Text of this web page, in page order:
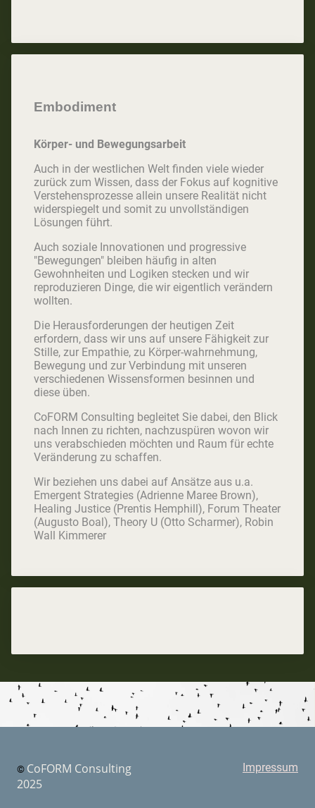
Embodiment
Körper- und Bewegungsarbeit
​Auch in der westlichen Welt finden viele wieder
zurück zum Wissen, dass der Fokus auf kognitive
Verstehensprozesse allein unsere Realität nicht
widerspiegelt und somit zu unvollständigen
Lösungen führt.
Auch soziale Innovationen und progressive
"Bewegungen" bleiben häufig in alten
Gewohnheiten und Logiken stecken und wir
reproduzieren Dinge, die wir eigentlich verändern
wollten.
Die Herausforderungen der heutigen Zeit
erfordern, dass wir uns auf unsere Fähigkeit zur
Stille, zur Empathie, zu Körper-wahrnehmung,
Bewegung und zur Verbindung mit unseren
verschiedenen Wissensformen besinnen und
diese üben.
CoFORM Consulting begleitet Sie dabei, den Blick
nach Innen zu richten, nachzuspüren wovon wir
uns verabschieden möchten und Raum für echte
Veränderung zu schaffen.
Wir beziehen uns dabei auf Ansätze aus u.a.
Emergent Strategies (Adrienne Maree Brown),
Healing Justice (Prentis Hemphill), Forum Theater
(Augusto Boal), Theory U (Otto Scharmer), Robin
Wall Kimmerer
© CoFORM Consulting
2025
Impressum